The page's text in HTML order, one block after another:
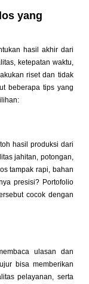
yang
hasil akhir dari
ketepatan waktu,
riset dan tidak
beberapa tips yang
hasil produksi dari
jahitan, potongan,
tampak rapi, bahan
presisi? Portofolio
cocok dengan
ulasan dan
bisa memberikan
pelayanan, serta